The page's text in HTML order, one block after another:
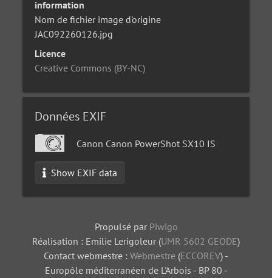
information
Nom de fichier image d'origine
JAC092260126.jpg
Licence
Creative Commons (BY-NC)
Données EXIF
Canon Canon PowerShot SX10 IS
Show EXIF data
Propulsé par Piwigo
Réalisation : Emilie Lerigoleur (UMR 5602 GEODE)
Contact webmestre : Webmestre (ECCOREV) -
Europôle méditerranéen de L'Arbois - BP 80 -